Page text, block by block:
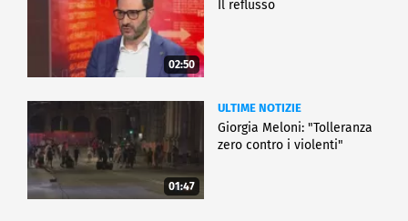
02:50
Il reflusso
01:47
ULTIME NOTIZIE
Giorgia Meloni: "Tolleranza
zero contro i violenti"